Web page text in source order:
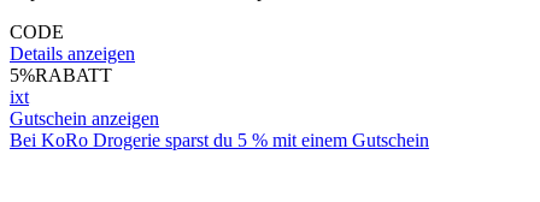
CODE
Details anzeigen
5%RABATT
ixt
Gutschein anzeigen
Bei KoRo Drogerie sparst du 5 % mit einem Gutschein